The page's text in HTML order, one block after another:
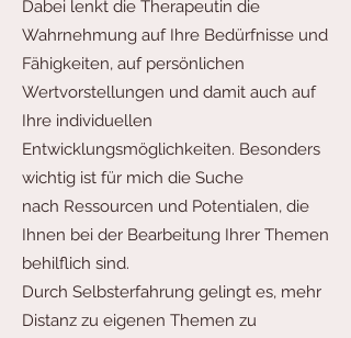
Dabei lenkt die Therapeutin die
Wahrnehmung auf Ihre Bedürfnisse und
Fähigkeiten, auf persönlichen
Wertvorstellungen und damit auch auf
Ihre individuellen
Entwicklungsmöglichkeiten. Besonders
wichtig ist für mich die Suche
nach Ressourcen und Potentialen, die
Ihnen bei der Bearbeitung Ihrer Themen
behilflich sind.
Durch Selbsterfahrung gelingt es, mehr
Distanz zu eigenen Themen zu